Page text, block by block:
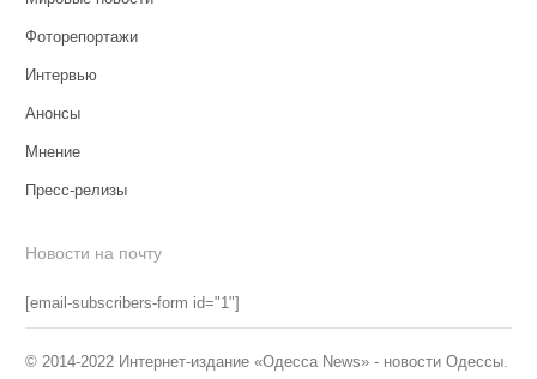
Фоторепортажи
Интервью
Анонсы
Мнение
Пресс-релизы
Новости на почту
[email-subscribers-form id="1"]
© 2014-2022 Интернет-издание «Одесса News» - новости Одессы.